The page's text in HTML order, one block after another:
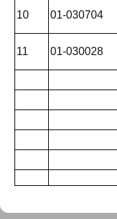
10 01-030704
11 01-030028